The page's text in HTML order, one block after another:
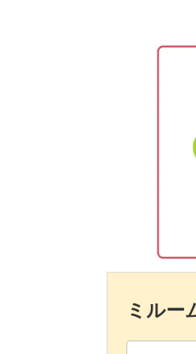
このひと工
ちょっとし
完成度がア
また、おま
ベース
トップ
にじみ
表面と
サイド
トップ
完成♪
ミルー